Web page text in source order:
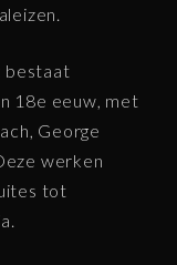
bestaat
18e eeuw, met
George
werken
tot